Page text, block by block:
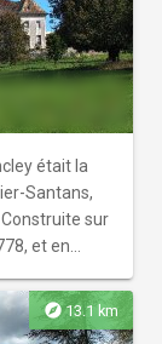
était la
Santans,
sur
et en
la
dans une
explore13.1 km